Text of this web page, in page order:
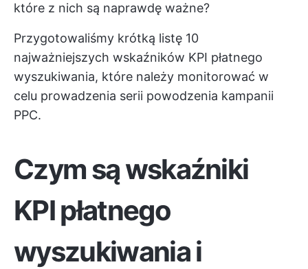
które z nich są naprawdę ważne?
Przygotowaliśmy krótką listę 10
najważniejszych wskaźników KPI płatnego
wyszukiwania, które należy monitorować w
celu prowadzenia serii powodzenia kampanii
PPC.
Czym są wskaźniki
KPI płatnego
wyszukiwania i